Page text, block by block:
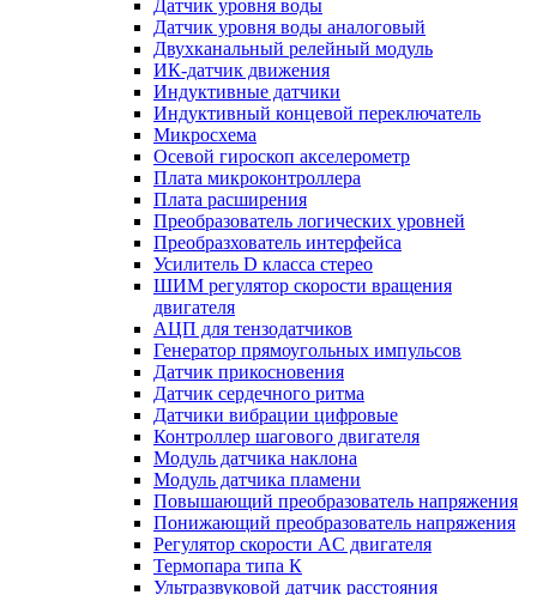
Датчик уровня воды
Датчик уровня воды аналоговый
Двухканальный релейный модуль
ИК-датчик движения
Индуктивные датчики
Индуктивный концевой переключатель
Микросхема
Осевой гироскоп акселерометр
Плата микроконтроллера
Плата расширения
Преобразователь логических уровней
Преобразхователь интерфейса
Усилитель D класса стерео
ШИМ регулятор скорости вращения
двигателя
АЦП для тензодатчиков
Генератор прямоугольных импульсов
Датчик прикосновения
Датчик сердечного ритма
Датчики вибрации цифровые
Контроллер шагового двигателя
Модуль датчика наклона
Модуль датчика пламени
Повышающий преобразователь напряжения
Понижающий преобразователь напряжения
Регулятор скорости AC двигателя
Термопара типа К
Ультразвуковой датчик расстояния